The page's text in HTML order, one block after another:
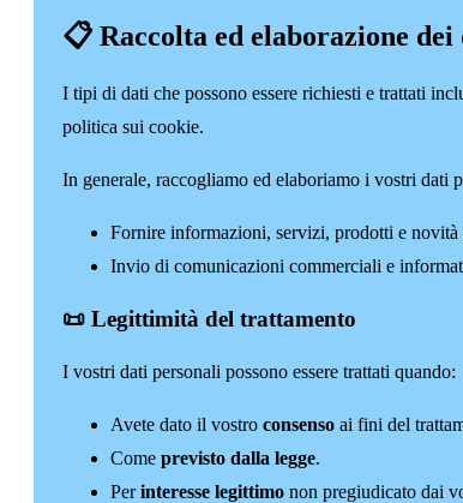
📋 Raccolta ed elaborazione
I tipi di dati che possono essere richiesti e trattati
politica sui cookie.
In generale, raccogliamo ed elaboriamo i vostri dati
Fornire informazioni, servizi, prodotti e novità
Invio di comunicazioni commerciali e
📜 Legittimità del trattamento
I vostri dati personali possono essere trattati quando:
Avete dato il vostro consenso ai fini del
Come previsto dalla legge.
Perinteresse legittimo non pregiudicato dai